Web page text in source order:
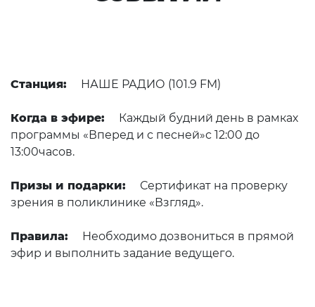
Станция: НАШЕ РАДИО (101.9 FM)
Когда в эфире:
Каждый будний день в рамках
программы «Вперед и с песней»с 12:00 до
13:00часов.
Призы и подарки:
Сертификат на проверку
зрения в поликлинике «Взгляд».
Правила:
Необходимо дозвониться в прямой
эфир и выполнить задание ведущего.